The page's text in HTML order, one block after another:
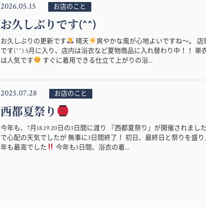
2026.05.15 お店のこと
お久しぶりです(^^)
お久しぶりの更新です 晴天
爽やかな風が心地よいですね〜。
です(^^) 5月に入り、店内は浴衣など夏物商品に入れ替わり中！！
は人気です
すぐに着用できる仕立て上がりの浴...
2025.07.28 お店のこと
西都夏祭り
今年も、7月18.19.20日の3日間に渡り 『西都夏祭り』が開催されまし
で心配の天気でしたが 無事に3日間終了！ 初日、最終日と祭りを盛
年も最高でした
今年も3日間、浴衣の着...